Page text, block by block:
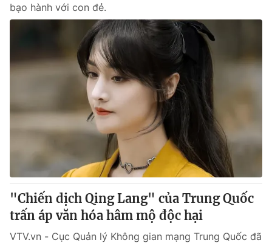
bạo hành với con đẻ.
"Chiến dịch Qing Lang" của Trung Quốc
trấn áp văn hóa hâm mộ độc hại
VTV.vn - Cục Quản lý Không gian mạng Trung Quốc đã